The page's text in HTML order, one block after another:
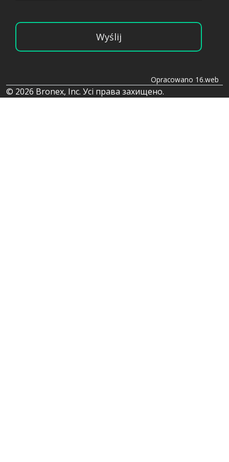
Wyślij
Opracowano 16.web
© 2026 Bronex, Inc. Усі права захищено.